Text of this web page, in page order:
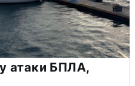
атаки БПЛА,